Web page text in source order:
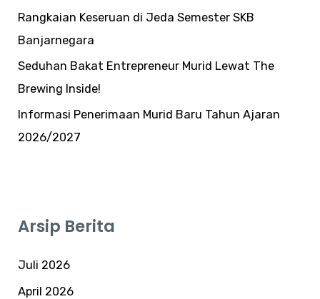
Rangkaian Keseruan di Jeda Semester SKB
Banjarnegara
Seduhan Bakat Entrepreneur Murid Lewat The
Brewing Inside!
Informasi Penerimaan Murid Baru Tahun Ajaran
2026/2027
Arsip Berita
Juli 2026
April 2026